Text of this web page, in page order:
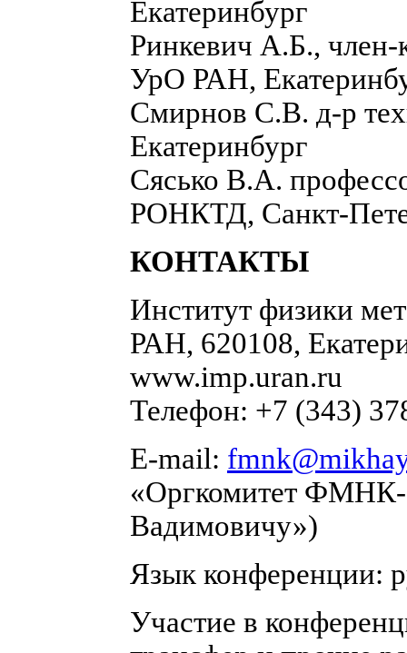
Екатеринбург
Ринкевич А.Б.,
УрО РАН,
Смирнов С.В. д-р
Екатеринбург
Сясько В.А.
РОНКТД, Санкт-
КОНТАКТЫ
Институт физики
РАН, 620108,
www.imp.uran.ru
Телефон: +7 (343)
E-mail:
«Оргкомитет
Вадимовичу»)
Язык конференции:
Участие в